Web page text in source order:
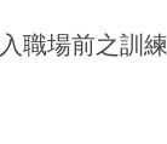
場前之訓